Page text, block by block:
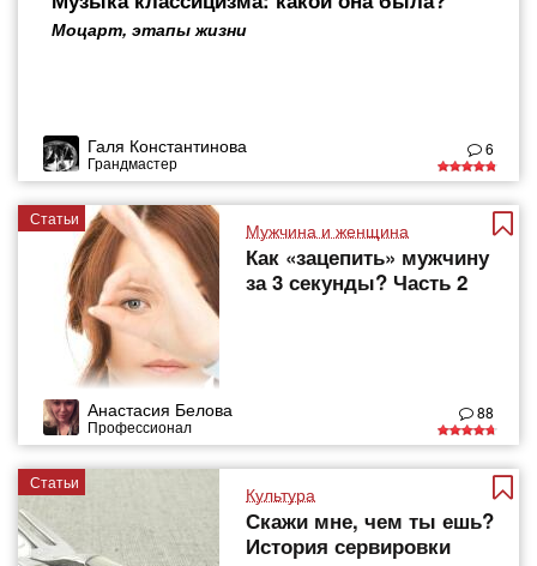
Моцарт, этапы жизни
Галя Константинова
Грандмастер
6
Статьи
Мужчина и женщина
Как «зацепить» мужчину
за 3 секунды? Часть 2
Анастасия Белова
Профессионал
88
Статьи
Культура
Скажи мне, чем ты ешь?
История сервировки